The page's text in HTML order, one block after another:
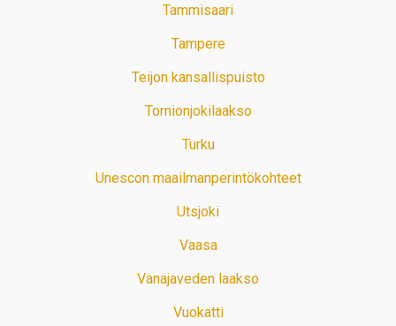
Tammisaari
Tampere
Teijon kansallispuisto
Tornionjokilaakso
Turku
Unescon maailmanperintökohteet
Utsjoki
Vaasa
Vanajaveden laakso
Vuokatti